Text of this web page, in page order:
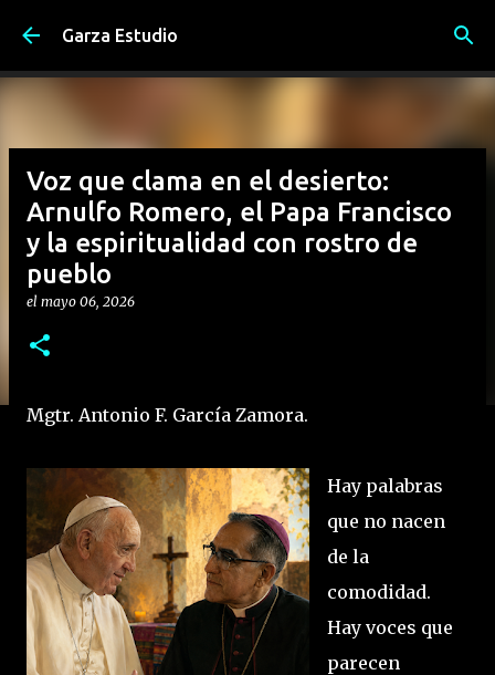
Ir al contenido principal
Garza Estudio
Voz que clama en el desierto:
Arnulfo Romero, el Papa Francisco
y la espiritualidad con rostro de
pueblo
el mayo 06, 2026
Mgtr. Antonio F. García Zamora.
Hay palabras
que no nacen
de la
comodidad.
Hay voces que
parecen